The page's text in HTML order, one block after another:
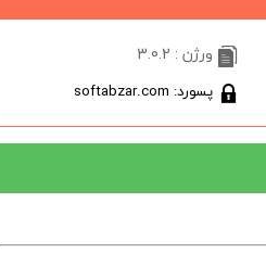
ورژن : 3.0.2
پسورد: softabzar.com